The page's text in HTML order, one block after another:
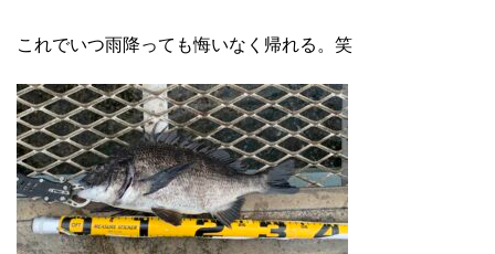
これでいつ雨降っても悔いなく帰れる。笑